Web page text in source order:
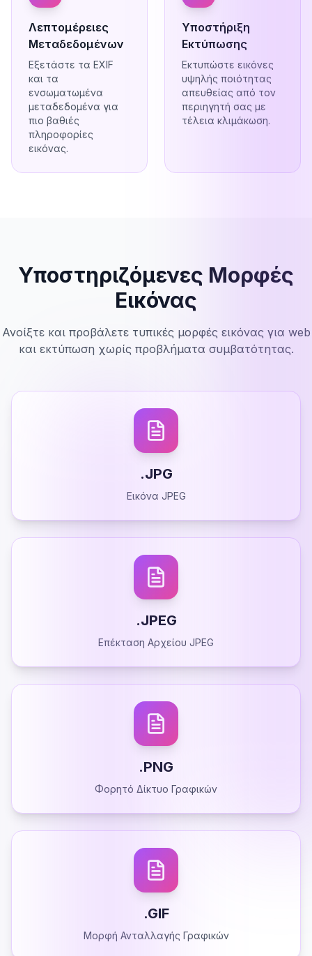
Λεπτομέρειες
Μεταδεδομένων
Εξετάστε τα EXIF
και τα
ενσωματωμένα
μεταδεδομένα για
πιο βαθιές
πληροφορίες
εικόνας.
Υποστήριξη
Εκτύπωσης
Εκτυπώστε εικόνες
υψηλής ποιότητας
απευθείας από τον
περιηγητή σας με
τέλεια κλιμάκωση.
Υποστηριζόμενες Μορφές
Εικόνας
Ανοίξτε και προβάλετε τυπικές μορφές εικόνας για web
και εκτύπωση χωρίς προβλήματα συμβατότητας.
.JPG
Εικόνα JPEG
.JPEG
Επέκταση Αρχείου JPEG
.PNG
Φορητό Δίκτυο Γραφικών
.GIF
Μορφή Ανταλλαγής Γραφικών